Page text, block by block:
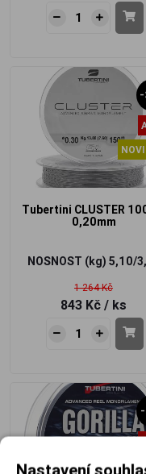
-
Tubertini CLUSTER
0,20mm
NOSNOST (kg) 5,10/
1 264 Kč
843 Kč / ks
Nastavení